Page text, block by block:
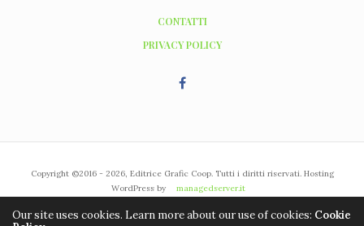
CONTATTI
PRIVACY POLICY
Copyright ©2016 - 2026, Editrice Grafic Coop. Tutti i diritti riservati. Hosting
WordPress by
managedserver.it
Our site uses cookies. Learn more about our use of cookies: Cookie